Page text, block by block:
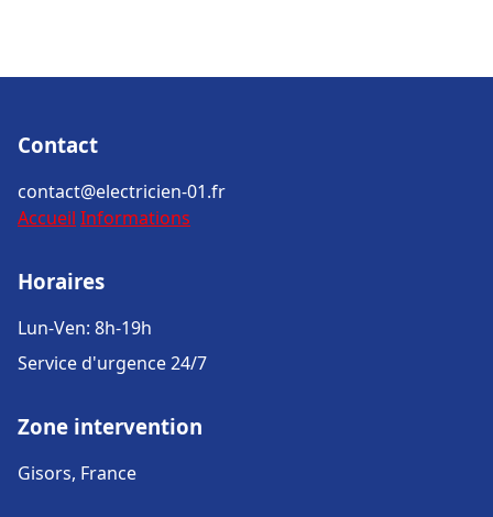
Contact
contact@electricien-01.fr
Accueil Informations
Horaires
Lun-Ven: 8h-19h
Service d'urgence 24/7
Zone intervention
Gisors, France